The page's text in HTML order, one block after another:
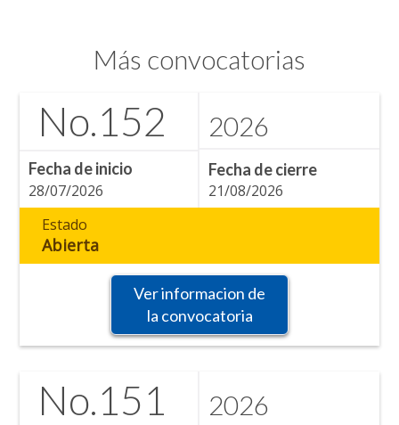
Más convocatorias
No.152 2026
Fecha de inicio
28/07/2026
Fecha de cierre
21/08/2026
Estado
Abierta
Ver informacion de
la convocatoria
No.151 2026